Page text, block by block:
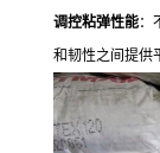
调控粘弹性能：
和韧性之间提供